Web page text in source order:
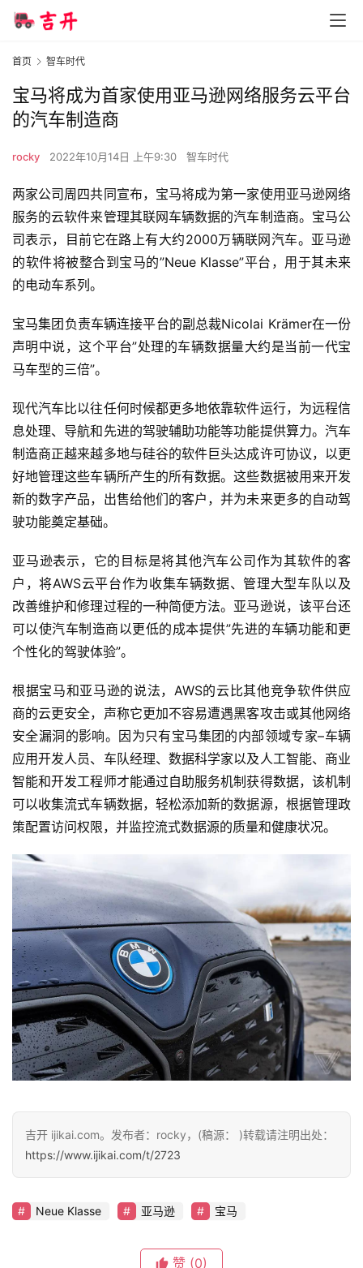
首
智
车
时
代
新
能
源
评
测
注册
首页 智车时代
宝马将成为首家使用亚马逊网络服务云平台
的汽车制造商
rocky 2022年10月14日 上午9:30 智车时代
两家公司周四共同宣布，宝马将成为第一家使用亚马逊网络
服务的云软件来管理其联网车辆数据的汽车制造商。宝马公
司表示，目前它在路上有大约2000万辆联网汽车。亚马逊
的软件将被整合到宝马的”Neue Klasse”平台，用于其未来
的电动车系列。
宝马集团负责车辆连接平台的副总裁Nicolai Krämer在一份
声明中说，这个平台”处理的车辆数据量大约是当前一代宝
马车型的三倍”。
现代汽车比以往任何时候都更多地依靠软件运行，为远程信
息处理、导航和先进的驾驶辅助功能等功能提供算力。汽车
制造商正越来越多地与硅谷的软件巨头达成许可协议，以更
好地管理这些车辆所产生的所有数据。这些数据被用来开发
新的数字产品，出售给他们的客户，并为未来更多的自动驾
驶功能奠定基础。
亚马逊表示，它的目标是将其他汽车公司作为其软件的客
户，将AWS云平台作为收集车辆数据、管理大型车队以及
改善维护和修理过程的一种简便方法。亚马逊说，该平台还
可以使汽车制造商以更低的成本提供”先进的车辆功能和更
个性化的驾驶体验”。
根据宝马和亚马逊的说法，AWS的云比其他竞争软件供应
商的云更安全，声称它更加不容易遭遇黑客攻击或其他网络
安全漏洞的影响。因为只有宝马集团的内部领域专家–车辆
应用开发人员、车队经理、数据科学家以及人工智能、商业
智能和开发工程师才能通过自助服务机制获得数据，该机制
可以收集流式车辆数据，轻松添加新的数据源，根据管理政
策配置访问权限，并监控流式数据源的质量和健康状况。
吉开 ijikai.com。发布者：rocky，(稿源： )转载请注明出处：
https://www.ijikai.com/t/2723
Neue Klasse 亚马逊 宝马
赞 (0)